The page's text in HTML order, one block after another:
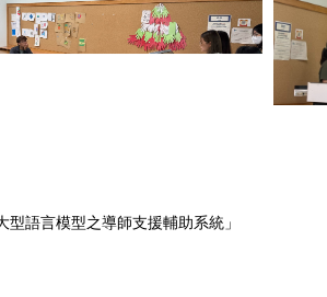
型語言模型之導師支援輔助系統」